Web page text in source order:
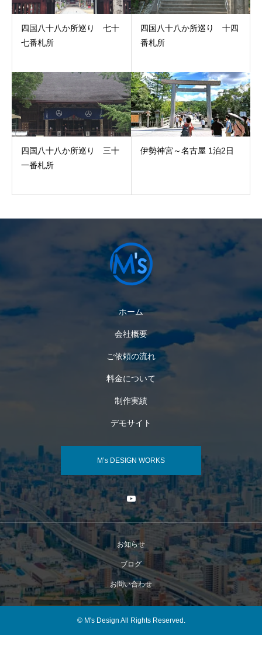
四国八十八か所巡り 七十
七番札所
四国八十八か所巡り 十四
番札所
四国八十八か所巡り 三十
一番札所
伊勢神宮～名古屋 1泊2日
ホーム
会社概要
ご依頼の流れ
料金について
制作実績
デモサイト
M’s DESIGN WORKS
お知らせ
ブログ
お問い合わせ
© M's Design All Rights Reserved.